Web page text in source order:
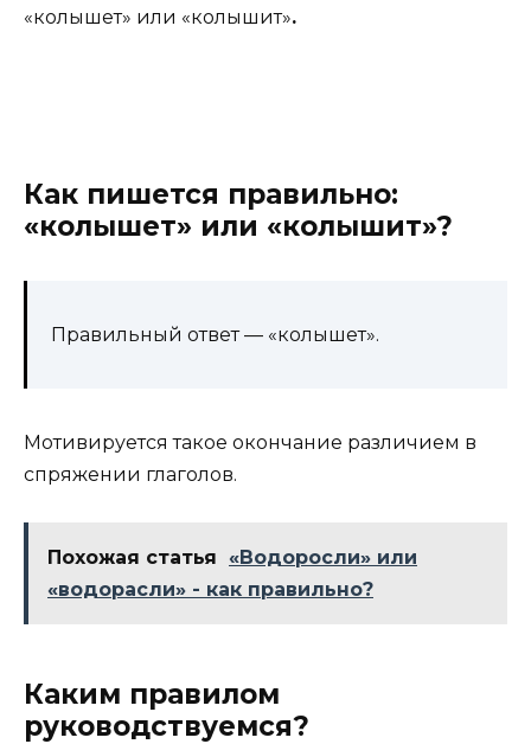
«колышет» или «колышит».
Как пишется правильно:
«колышет» или «колышит»?
Правильный ответ — «колышет».
Мотивируется такое окончание различием в
спряжении глаголов.
Похожая статья
«Водоросли» или
«водорасли» - как правильно?
Каким правилом
руководствуемся?